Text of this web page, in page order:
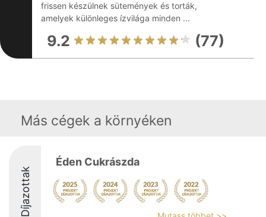
frissen készülnek sütemények és torták,
amelyek különleges ízvilága minden ...
9.2 (77)
Más cégek a környéken
Díjazottak
Éden Cukrászda